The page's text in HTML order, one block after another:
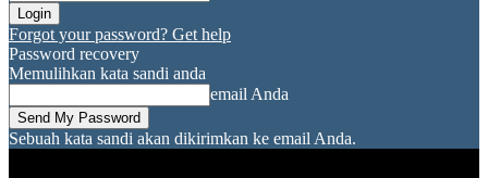
Forgot your password? Get help
Password recovery
Memulihkan kata sandi anda
email Anda
Sebuah kata sandi akan dikirimkan ke email Anda.